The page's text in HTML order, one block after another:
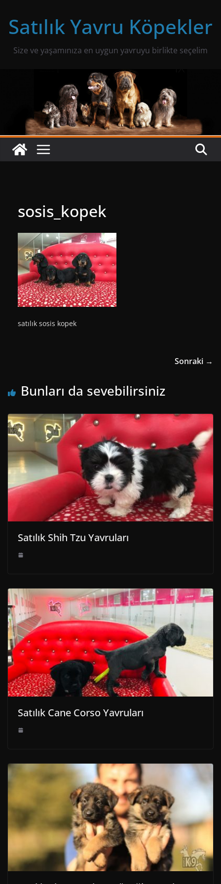
content
Satılık Yavru Köpekler
Size ve yaşamınıza en uygun yavruyu birlikte seçelim
sosis_kopek
satılık sosis kopek
Sonraki →
Bunları da sevebilirsiniz
Satılık Shih Tzu Yavruları
Satılık Cane Corso Yavruları